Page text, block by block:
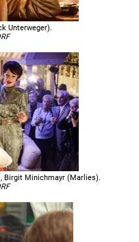
Unterweger).
Birgit Minichmayr (Marlies).